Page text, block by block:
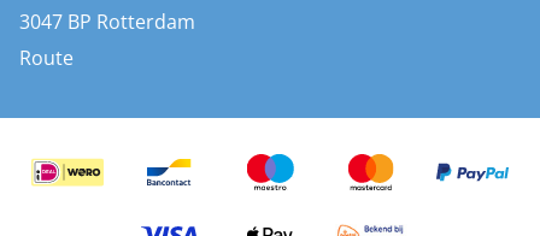
Bootkussens
Zwemtrappen
3047 BP Rotterdam
Route